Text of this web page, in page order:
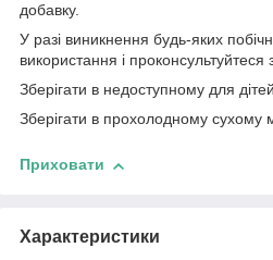
добавку.
У разі виникнення будь-яких
використання і
Зберігати в недоступному для
Зберігати в прохолодному сухому
Приховати
Характеристики